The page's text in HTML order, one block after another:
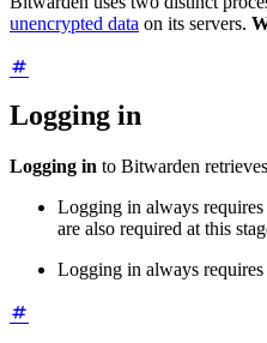
unencrypted data on its servers.
Logging in
Logging in to Bitwarden
Logging in always requires
are also required at this
Logging in always